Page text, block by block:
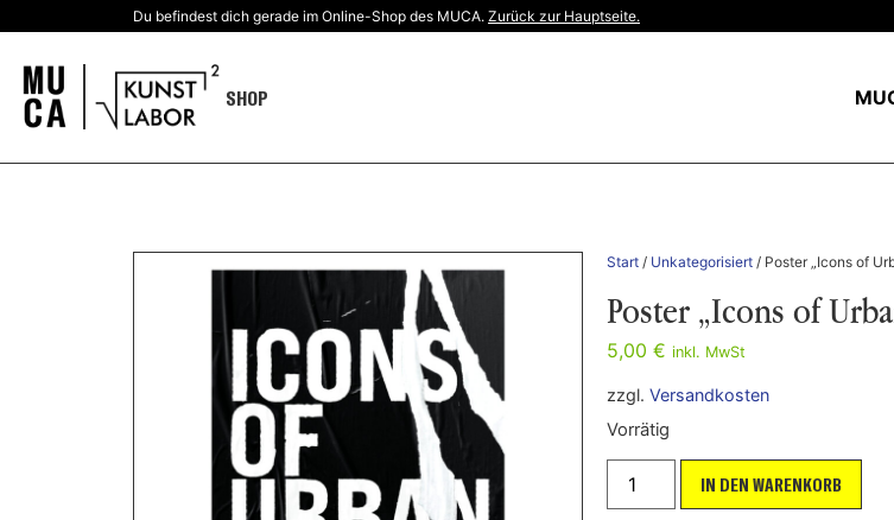
Du befindest dich gerade im Online-Shop des MUCA. Zurück zur Hauptseite.
SHOP
Start / Unkategorisiert / Poster „Icons of
Poster „Icons of
5,00 € inkl. MwSt
zzgl. Versandkosten
Vorrätig
IN DEN WARENKORB